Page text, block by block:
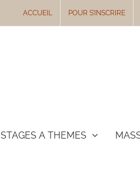
ACCUEIL POUR S’INSCRIRE
STAGES A THEMES